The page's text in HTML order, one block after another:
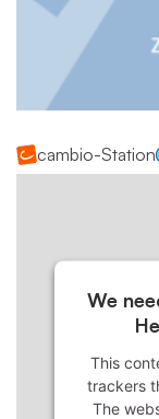
cambio-Station
We
This
trackers
The